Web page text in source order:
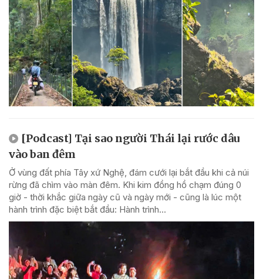
[Podcast] Tại sao người Thái lại rước dâu
vào ban đêm
Ở vùng đất phía Tây xứ Nghệ, đám cưới lại bắt đầu khi cả núi
rừng đã chìm vào màn đêm. Khi kim đồng hồ chạm đúng 0
giờ - thời khắc giữa ngày cũ và ngày mới - cũng là lúc một
hành trình đặc biệt bắt đầu: Hành trình...